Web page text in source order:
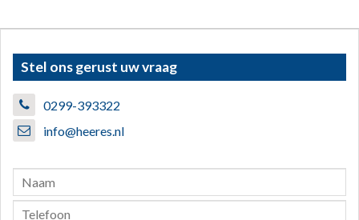
Stel ons gerust uw vraag
0299-393322
info@heeres.nl